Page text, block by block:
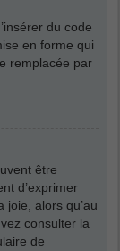
du code
en forme qui
remplacée par
être
d’exprimer
alors qu’au
consulter la
de